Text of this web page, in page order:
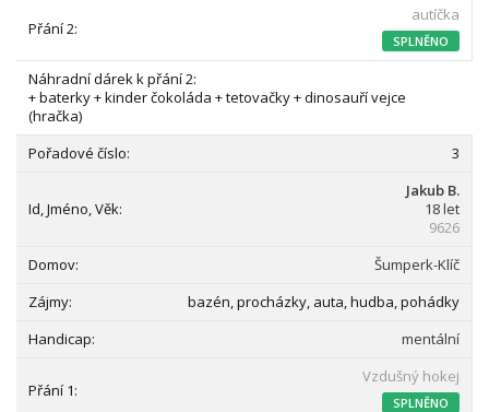
autíčka
SPLNĚNO
+ baterky + kinder čokoláda + tetovačky + dinosauří vejce
(hračka)
3
Jakub B.
18 let
9626
Šumperk-Klíč
bazén, procházky, auta, hudba, pohádky
mentální
Vzdušný hokej
SPLNĚNO